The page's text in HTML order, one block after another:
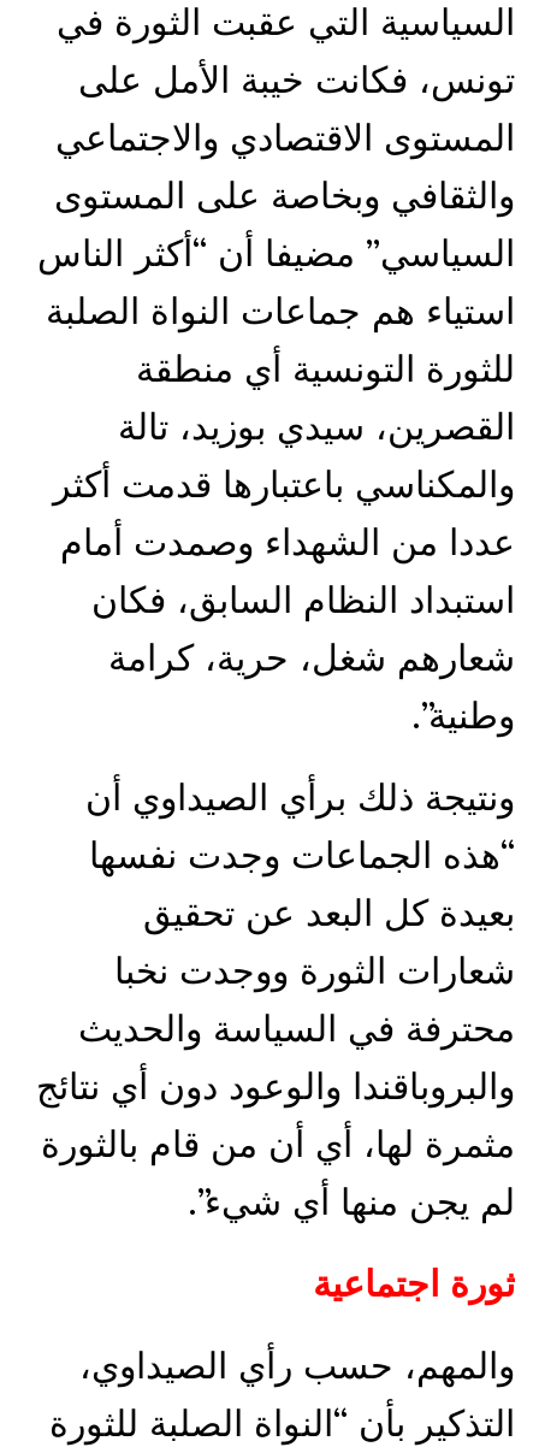
السياسية التي عقبت الثورة في
تونس، فكانت خيبة الأمل على
المستوى الاقتصادي والاجتماعي
والثقافي وبخاصة على المستوى
السياسي” مضيفا أن “أكثر الناس
استياء هم جماعات النواة الصلبة
للثورة التونسية أي منطقة
القصرين، سيدي بوزيد، تالة
والمكناسي باعتبارها قدمت أكثر
عددا من الشهداء وصمدت أمام
استبداد النظام السابق، فكان
شعارهم شغل، حرية، كرامة
وطنية”.
ونتيجة ذلك برأي الصيداوي أن
“هذه الجماعات وجدت نفسها
بعيدة كل البعد عن تحقيق
شعارات الثورة ووجدت نخبا
محترفة في السياسة والحديث
والبروباقندا والوعود دون أي نتائج
مثمرة لها، أي أن من قام بالثورة
لم يجن منها أي شيء”.
ثورة اجتماعية
والمهم، حسب رأي الصيداوي،
التذكير بأن “النواة الصلبة للثورة